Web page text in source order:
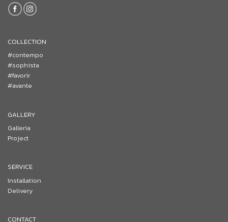
COLLECTION
#contempo
#sophista
#favorir
#avante
GALLERY
Galleria
Project
SERVICE
Installation
Delivery
CONTACT